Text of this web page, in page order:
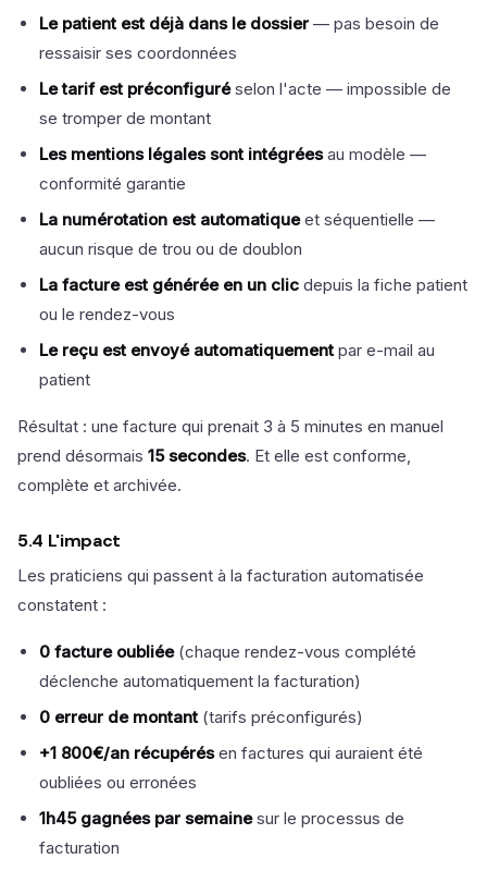
Le patient est déjà dans le dossier — pas besoin de
ressaisir ses coordonnées
Le tarif est préconfiguréselon l'acte — impossible de
se tromper de montant
Les mentions légales sont intégréesau modèle —
conformité garantie
La numérotation est automatiqueet séquentielle —
aucun risque de trou ou de doublon
La facture est générée en un clic depuis la fiche patient
ou le rendez-vous
Le reçu est envoyé automatiquement par e-mail au
patient
Résultat : une facture qui prenait 3 à 5 minutes en manuel
prend désormais 15 secondes. Et elle est conforme,
complète et archivée.
5.4 L'impact
Les praticiens qui passent à la facturation automatisée
constatent :
0 facture oubliée(chaque rendez-vous complété
déclenche automatiquement la facturation)
0 erreur de montant (tarifs préconfigurés)
+1 800€/an récupérésen factures qui auraient été
oubliées ou erronées
1h45 gagnées par semainesur le processus de
facturation